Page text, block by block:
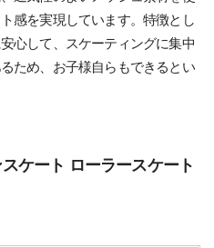
感を実現しています。特徴とし
心して、スケーティングに集中
ため、お子様自らもできるとい
ケート ローラースケート